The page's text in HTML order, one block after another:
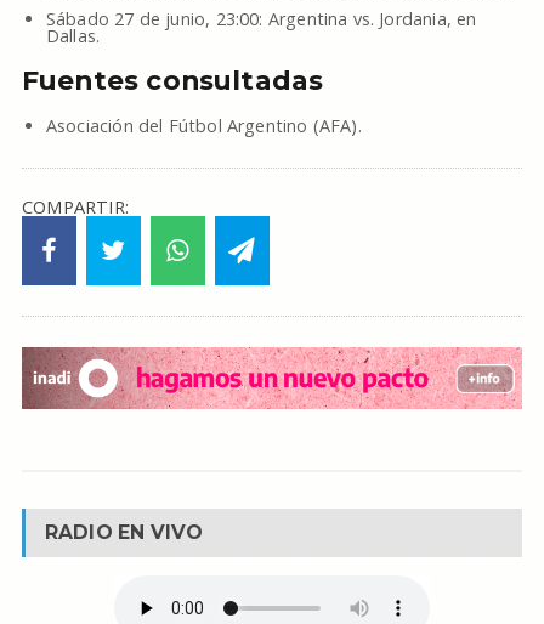
Sábado 27 de junio, 23:00: Argentina vs. Jordania, en
Dallas.
Fuentes consultadas
Asociación del Fútbol Argentino (AFA).
COMPARTIR:
RADIO EN VIVO